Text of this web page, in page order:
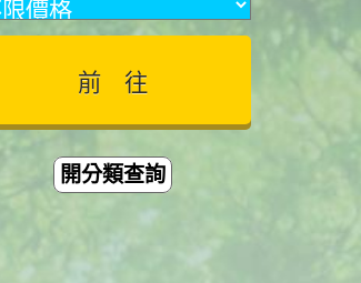
開分類查詢